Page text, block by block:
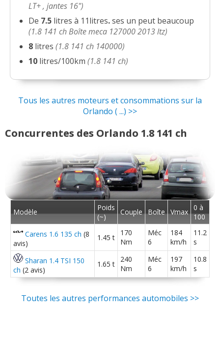
14/20 1.8 141 ch 1.8 ltz de 2012
16/20 1.8 141 ch 43000(0 )
LT+ , jantes 16")
De 7.5 litres à 11litres. ses un peut beaucoup
(1.8 141 ch Boîte meca 127000 2013 ltz)
8 litres(1.8 141 ch 140000)
10 litres/100km(1.8 141 ch)
Tous les autres moteurs et consommations sur la
Orlando ( ...) >>
Concurrentes des Orlando 1.8 141 ch
Modèle
Poids
(~)
Couple Boîte Vmax 0 à
100
Carens 1.6 135 ch (8
avis)
1.45 t
170
Nm
Méc
6
184
km/h
11.2
s
Sharan 1.4 TSI 150
ch (2 avis)
1.65 t
240
Nm
Méc
6
197
km/h
10.8
s
Toutes les autres performances automobiles >>